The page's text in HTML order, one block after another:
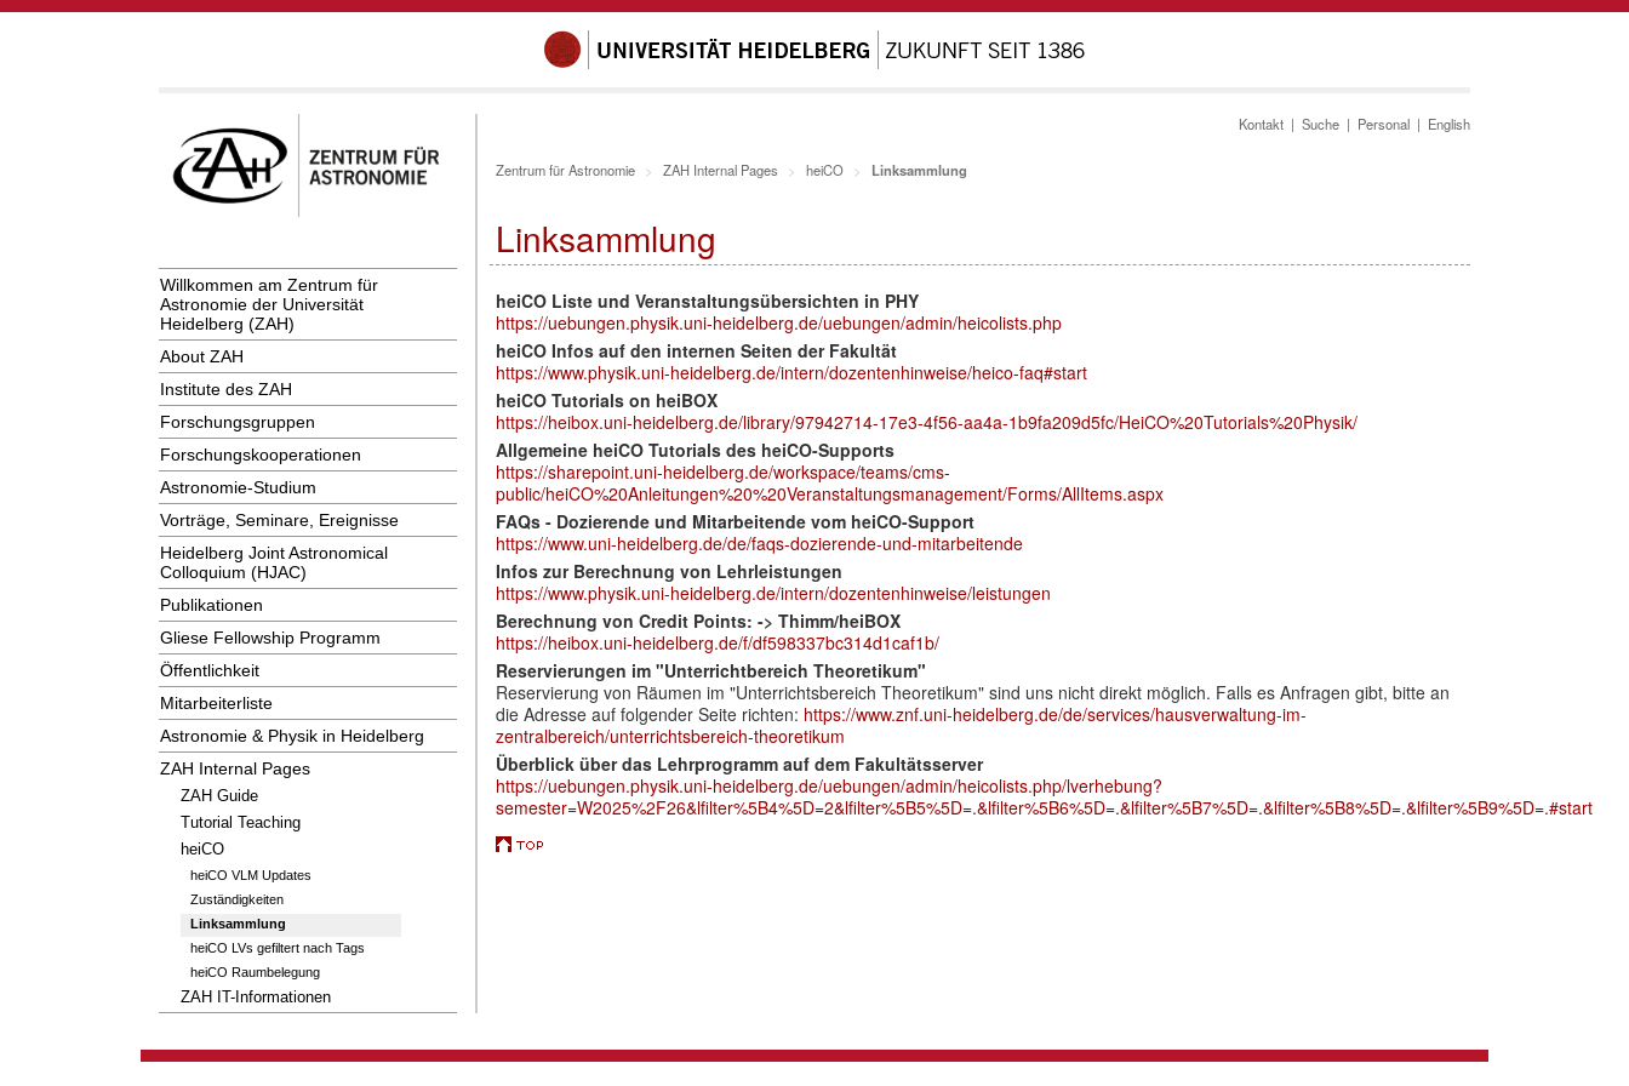
Willkommen am Zentrum für
Astronomie der Universität
Heidelberg (ZAH)
About ZAH
Institute des ZAH
Forschungsgruppen
Forschungskooperationen
Astronomie-Studium
Vorträge, Seminare, Ereignisse
Heidelberg Joint Astronomical
Colloquium (HJAC)
Publikationen
Gliese Fellowship Programm
Öffentlichkeit
Mitarbeiterliste
Astronomie & Physik in Heidelberg
ZAH Internal Pages
ZAH Guide
Tutorial Teaching
heiCO
heiCO VLM Updates
Zuständigkeiten
Linksammlung
heiCO LVs gefiltert nach Tags
heiCO Raumbelegung
ZAH IT-Informationen
Kontakt | Suche | Personal | English
Zentrum für Astronomie ZAH Internal Pages heiCO Linksammlung
Linksammlung
heiCO Liste und Veranstaltungsübersichten in PHY
https://uebungen.physik.uni-heidelberg.de/uebungen/admin/heicolists.php
heiCO Infos auf den internen Seiten der Fakultät
https://www.physik.uni-heidelberg.de/intern/dozentenhinweise/heico-faq#start
heiCO Tutorials on heiBOX
https://heibox.uni-heidelberg.de/library/97942714-17e3-4f56-aa4a-1b9fa209d5fc/HeiCO%20Tutorials%20Physik/
Allgemeine heiCO Tutorials des heiCO-Supports
https://sharepoint.uni-heidelberg.de/workspace/teams/cms-
public/heiCO%20Anleitungen%20%20Veranstaltungsmanagement/Forms/AllItems.aspx
FAQs - Dozierende und Mitarbeitende vom heiCO-Support
https://www.uni-heidelberg.de/de/faqs-dozierende-und-mitarbeitende
Infos zur Berechnung von Lehrleistungen
https://www.physik.uni-heidelberg.de/intern/dozentenhinweise/leistungen
Berechnung von Credit Points: -> Thimm/heiBOX
https://heibox.uni-heidelberg.de/f/df598337bc314d1caf1b/
Reservierungen im "Unterrichtbereich Theoretikum"
Reservierung von Räumen im "Unterrichtsbereich Theoretikum" sind uns nicht direkt möglich. Falls es Anfragen gibt, bitte an
die Adresse auf folgender Seite richten: https://www.znf.uni-heidelberg.de/de/services/hausverwaltung-im-
zentralbereich/unterrichtsbereich-theoretikum
Überblick über das Lehrprogramm auf dem Fakultätsserver
https://uebungen.physik.uni-heidelberg.de/uebungen/admin/heicolists.php/lverhebung?
semester=W2025%2F26&lfilter%5B4%5D=2&lfilter%5B5%5D=.&lfilter%5B6%5D=.&lfilter%5B7%5D=.&lfilter%5B8%5D=.&lfilter%5B9%5D=.#start